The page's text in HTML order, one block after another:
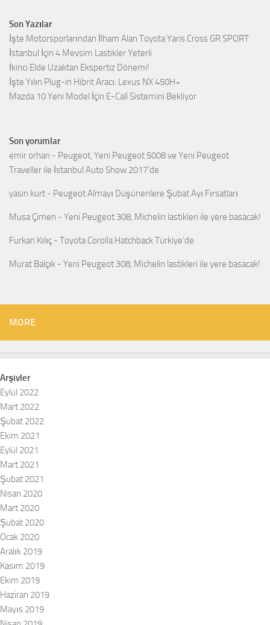
Son Yazılar
İşte Motorsporlarından İlham Alan Toyota Yaris Cross GR SPORT
İstanbul İçin 4 Mevsim Lastikler Yeterli
İkinci Elde Uzaktan Ekspertiz Dönemi!
İşte Yılın Plug-in Hibrit Aracı: Lexus NX 450H+
Mazda 10 Yeni Model İçin E-Call Sistemini Bekliyor
Son yorumlar
emir orhan - Peugeot, Yeni Peugeot 5008 ve Yeni Peugeot
Traveller ile İstanbul Auto Show 2017’de
yasin kurt - Peugeot Almayı Düşünenlere Şubat Ayı Fırsatları
Musa Çimen - Yeni Peugeot 308, Michelin lastikleri ile yere basacak!
Furkan Kılıç - Toyota Corolla Hatchback Türkiye’de
Murat Balçık - Yeni Peugeot 308, Michelin lastikleri ile yere basacak!
MORE
Arşivler
Eylül 2022
Mart 2022
Şubat 2022
Ekim 2021
Eylül 2021
Mart 2021
Şubat 2021
Nisan 2020
Mart 2020
Şubat 2020
Ocak 2020
Aralık 2019
Kasım 2019
Ekim 2019
Haziran 2019
Mayıs 2019